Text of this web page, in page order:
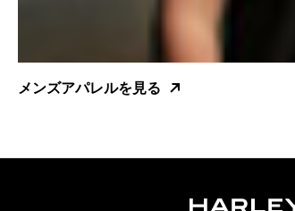
メンズアパレルを見る